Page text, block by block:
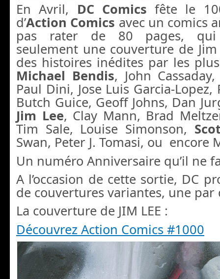
En Avril, DC Comics fête le
d’Action Comics avec un comics
pas rater de 80 pages, qui
seulement une couverture de
des histoires inédites par les
Michael Bendis, John
Paul Dini, Jose Luis Garcia-
Butch Guice, Geoff Johns, Dan
Jim Lee, Clay Mann, Brad
Tim Sale, Louise Simonson,
Swan, Peter J. Tomasi, ou encore
Un numéro Anniversaire qu’il ne
A l’occasion de cette sortie, DC
de couvertures variantes, une par
La couverture de JIM LEE :
Découvrez Action Comics #1000